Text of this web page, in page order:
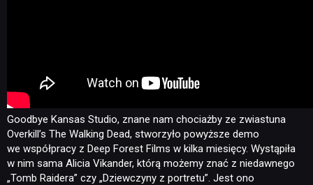
Goodbye Kansas Studio, znane nam chociażby ze zwiastuna
Overkill’s The Walking Dead, stworzyło powyższe demo
we współpracy z Deep Forest Films w kilka miesięcy. Wystąpiła
w nim sama Alicia Vikander, którą możemy znać z niedawnego
„Tomb Raidera” czy „Dziewczyny z portretu”. Jest ono